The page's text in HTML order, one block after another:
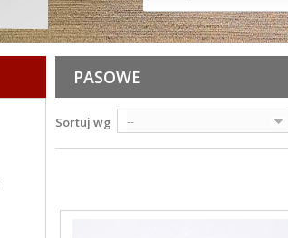
PASOWE
Sortuj wg --